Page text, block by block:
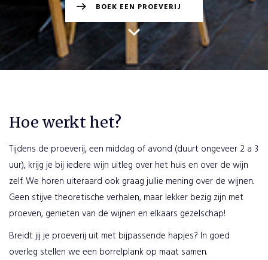
BOEK EEN PROEVERIJ
Hoe werkt het?
Tijdens de proeverij, een middag of avond (duurt ongeveer 2 a 3
uur), krijg je bij iedere wijn uitleg over het huis en over de wijn
zelf. We horen uiteraard ook graag jullie mening over de wijnen.
Geen stijve theoretische verhalen, maar lekker bezig zijn met
proeven, genieten van de wijnen en elkaars gezelschap!
Breidt jij je proeverij uit met bijpassende hapjes? In goed
overleg stellen we een borrelplank op maat samen.